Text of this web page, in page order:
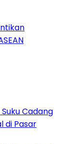
Cadang
di Pasar